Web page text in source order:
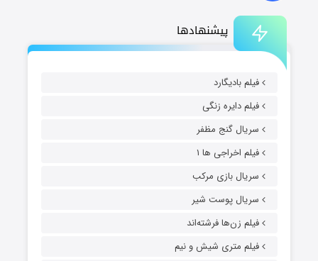
پیشنهادها
فیلم بادیگارد
فیلم دایره زنگی
سریال گنج مظفر
فیلم اخراجی ها ۱
سریال بازی مرکب
سریال پوست شیر
فیلم زن‌ها فرشته‌اند
فیلم متری شیش و نیم